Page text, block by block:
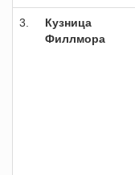
3.
Кузница
Филлмора